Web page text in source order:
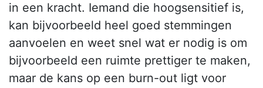
in een kracht. Iemand die hoogsensitief is,
kan bijvoorbeeld heel goed stemmingen
aanvoelen en weet snel wat er nodig is om
bijvoorbeeld een ruimte prettiger te maken,
maar de kans op een burn-out ligt voor